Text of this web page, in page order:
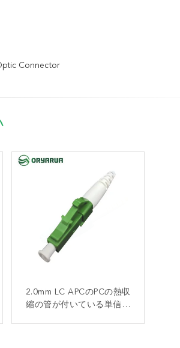
Connector
PPSUハウジングLC ユニブ
ートのコネクター3.0mmの
2.0mm LC APCのPCの熱収
縮の管が付いている単信繊